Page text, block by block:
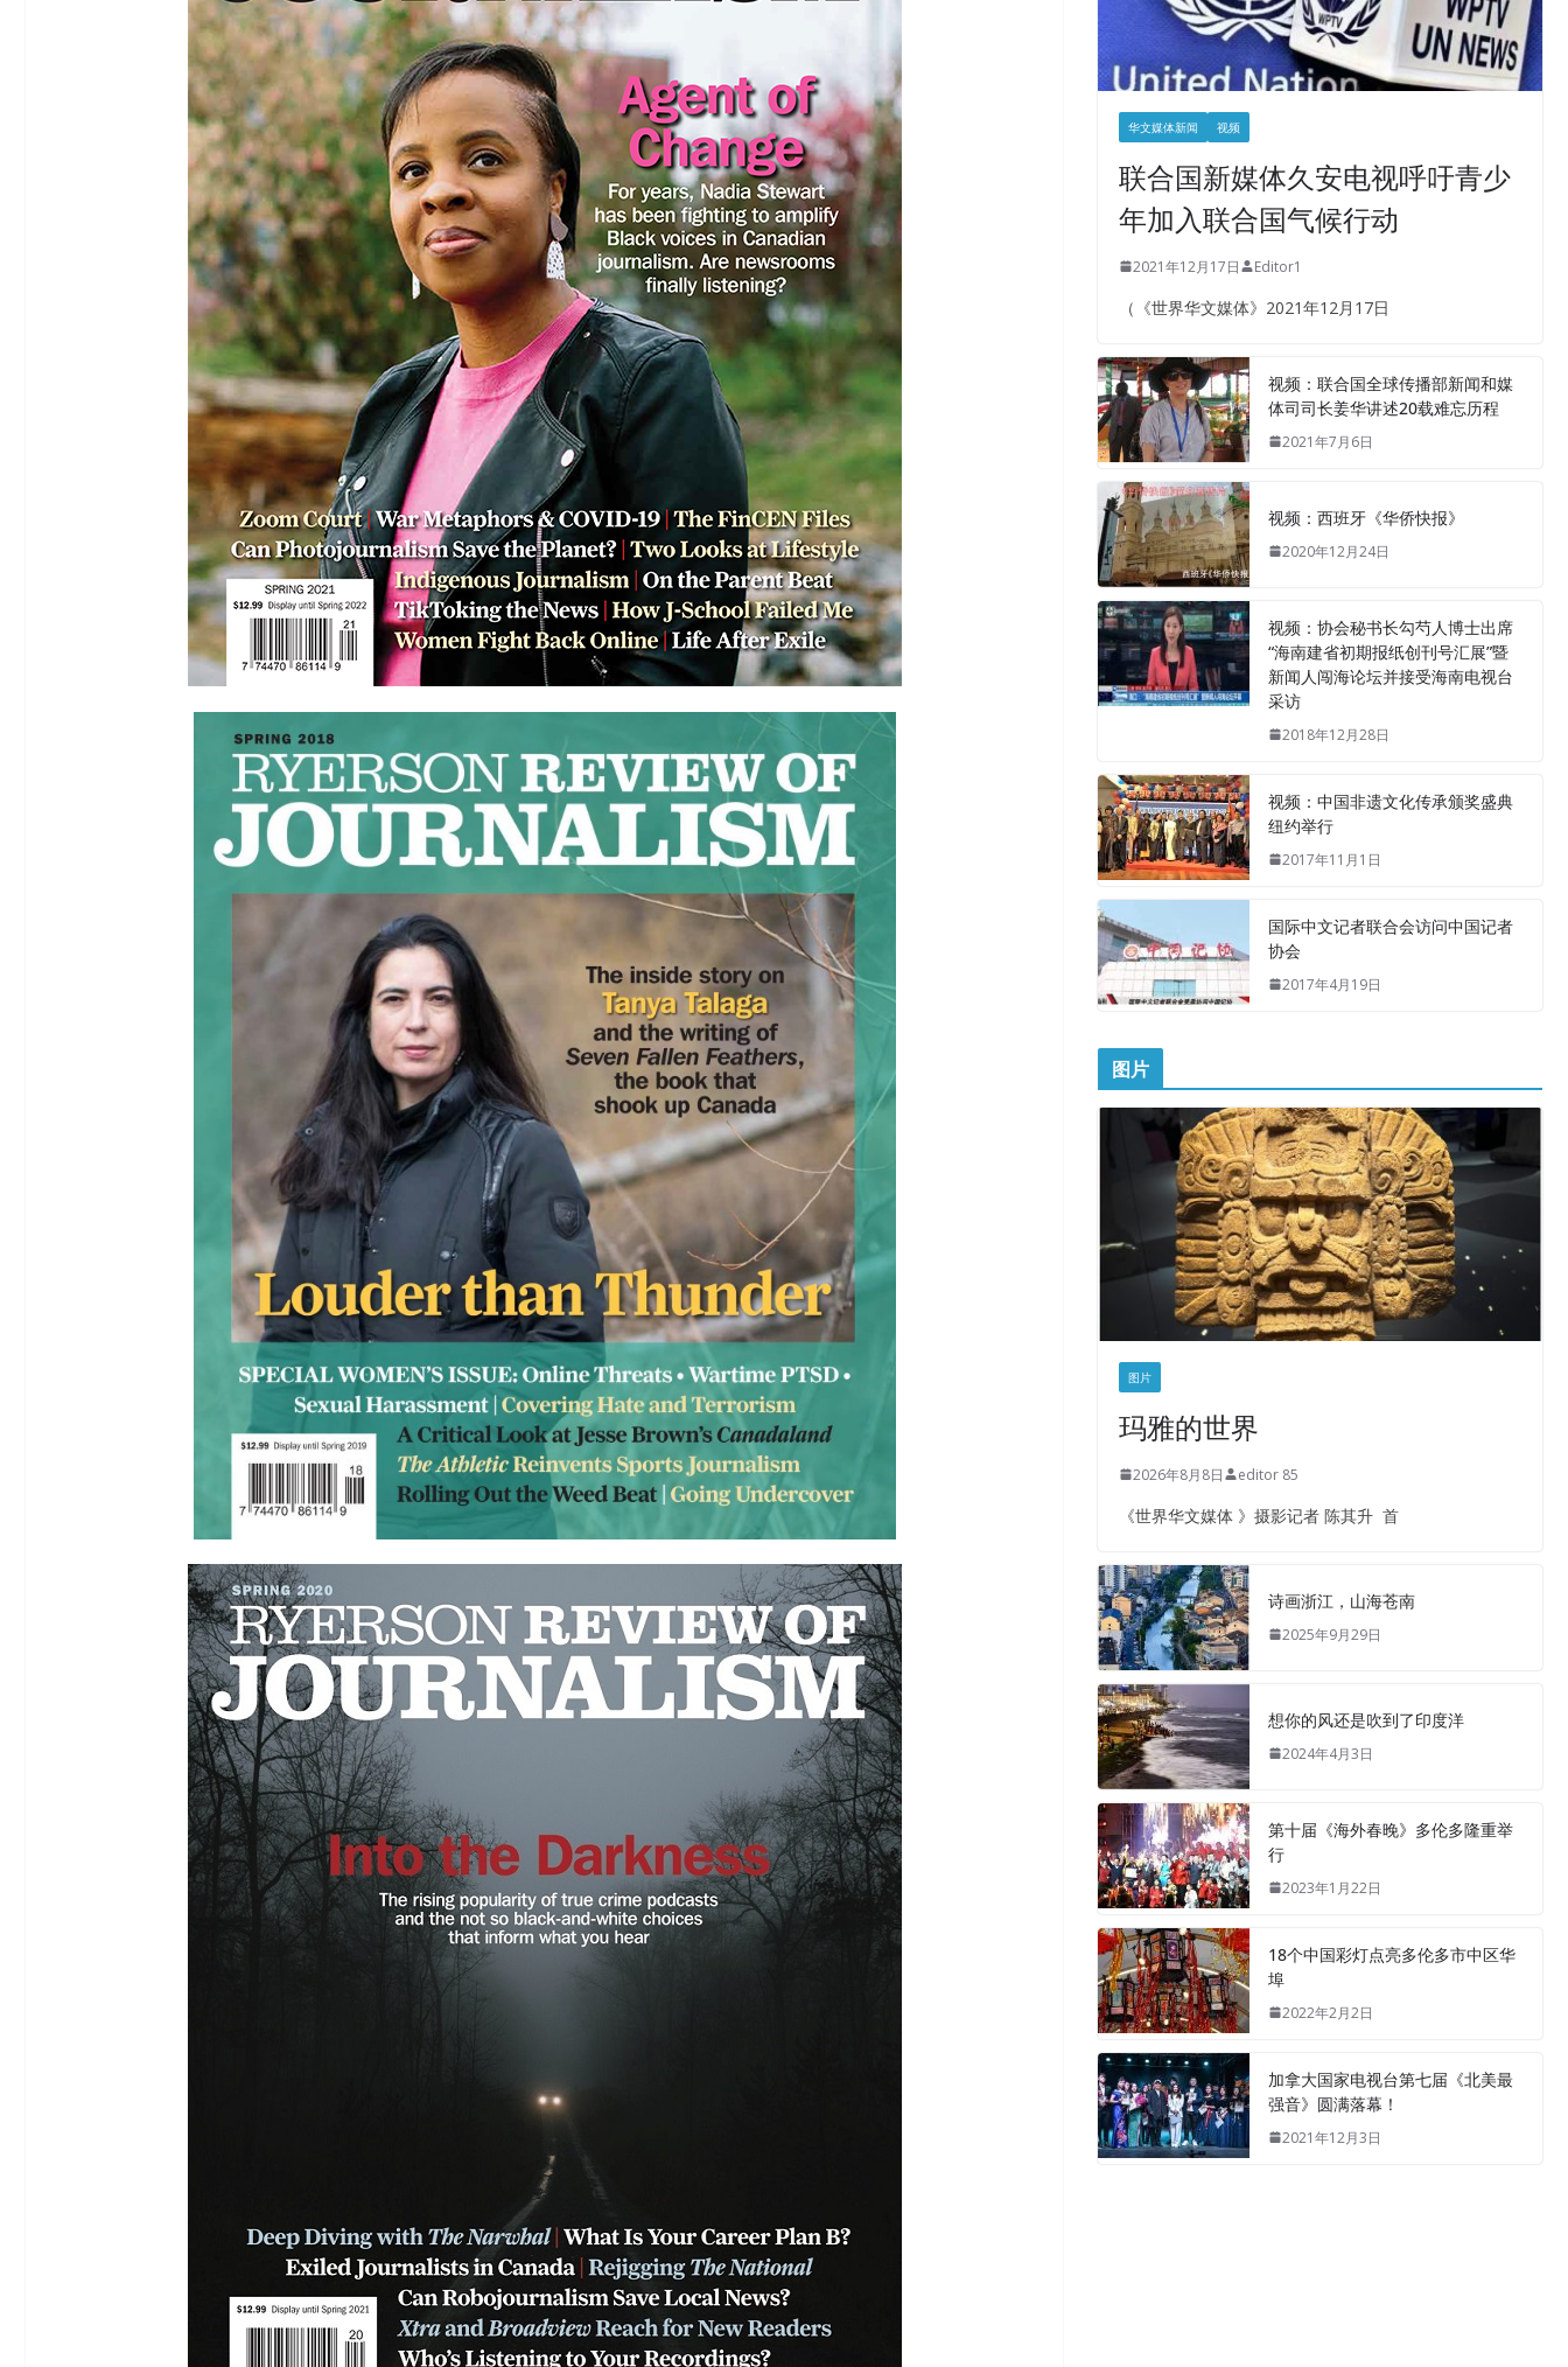
华文媒体新闻 视频
联合国新媒体久安电视呼吁青少
年加入联合国气候行动
2021年12月17日 Editor1
（《世界华文媒体》2021年12月17日
视频：联合国全球传播部新闻和媒
体司司长姜华讲述20载难忘历程
2021年7月6日
视频：西班牙《华侨快报》
2020年12月24日
视频：协会秘书长勾芍人博士出席
“海南建省初期报纸创刊号汇展”暨
新闻人闯海论坛并接受海南电视台
采访
2018年12月28日
视频：中国非遗文化传承颁奖盛典
纽约举行
2017年11月1日
国际中文记者联合会访问中国记者
协会
2017年4月19日
图片
图片
玛雅的世界
2026年8月8日 editor 85
《世界华文媒体 》摄影记者 陈其升 首
诗画浙江，山海苍南
2025年9月29日
想你的风还是吹到了印度洋
2024年4月3日
第十届《海外春晚》多伦多隆重举
行
2023年1月22日
18个中国彩灯点亮多伦多市中区华
埠
2022年2月2日
加拿大国家电视台第七届《北美最
强音》圆满落幕！
2021年12月3日